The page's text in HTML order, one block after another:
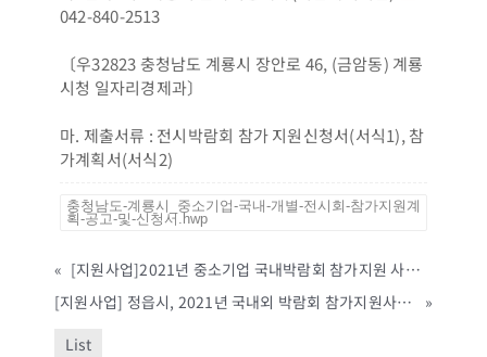
042-840-2513
〔우32823 충청남도 계룡시 장안로 46, (금암동) 계룡
시청 일자리경제과〕
마. 제출서류 : 전시박람회 참가 지원신청서(서식1), 참
가계획서(서식2)
충청남도-계룡시_중소기업-국내-개별-전시회-참가지원계
획-공고-및-신청서.hwp
«
[지원사업]2021년 중소기업 국내박람회 참가지원 사업 모집공고문(1차)(춘천시,~2월5일까지)
[지원사업] 정읍시, 2021년 국내외 박람회 참가지원사업 추진계획 공고(~예산소진시까지)
»
List